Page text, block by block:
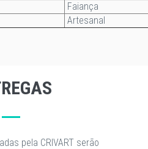
Faiança
Artesanal
pela CRIVART serão